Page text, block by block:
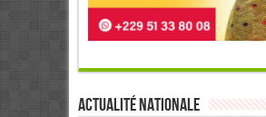
Actualité Nationale